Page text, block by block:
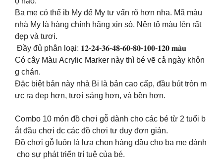
Ba mẹ có thể ib My để My tư vấn rõ hơn nha. Mã màu
nhà My là hàng chính hãng xịn sò. Nên tô màu lên rất
đẹp và tươi.
Đầy đủ phân loại: 𝟏𝟐-𝟐𝟒-𝟑𝟔-𝟒𝟖-𝟔𝟎-𝟖𝟎-𝟏𝟎𝟎-𝟏𝟐𝟎 𝐦𝐚̀𝐮
Có cây Màu Acrylic Marker này thì bé vẽ cả ngày khôn
g chán.
Đặc biệt bản này nhà Bi là bản cao cấp, đầu bút tròn m
ực ra đẹp hơn, tươi sáng hơn, và bền hơn.
Combo 10 món đồ chơi gỗ dành cho các bé từ 2 tuổi b
ắt đầu chơi dc các đồ chơi tư duy đơn giản.
Đồ chơi gỗ luôn là lựa chọn hàng đầu cho ba mẹ dành
cho sự phát triển trí tuệ của bé.